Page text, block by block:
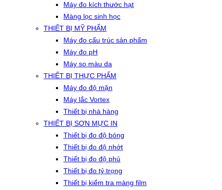
Máy đo kích thước hạt
Màng lọc sinh học
THIẾT BỊ MỸ PHẨM
Máy đo cấu trúc sản phẩm
Máy đo pH
Máy so màu da
THIẾT BỊ THỰC PHẨM
Máy đo độ mặn
Máy lắc Vortex
Thiết bị nhà hàng
THIẾT BỊ SƠN MỰC IN
Thiết bị đo độ bóng
Thiết bị đo độ nhớt
Thiết bị đo độ phủ
Thiết bị đo tỷ trọng
Thiết bị kiểm tra màng film